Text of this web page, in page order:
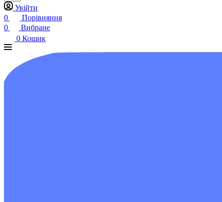
Увійти
0
Порівняння
0
Вибране
0 Кошик